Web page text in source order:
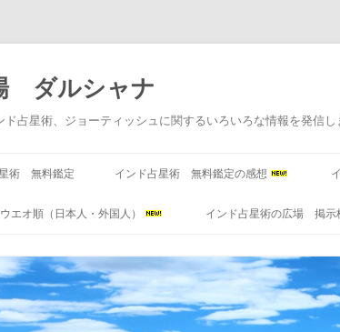
ダルシャナ
占星術、ジョーティッシュに関するいろいろな情報を発信し
術 無料鑑定 インド占星術 無料鑑定の感想
オ順（日本人・外国人） インド占星術の広場 掲示